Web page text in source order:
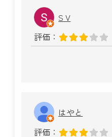
S V
評価：
はやと
評価：